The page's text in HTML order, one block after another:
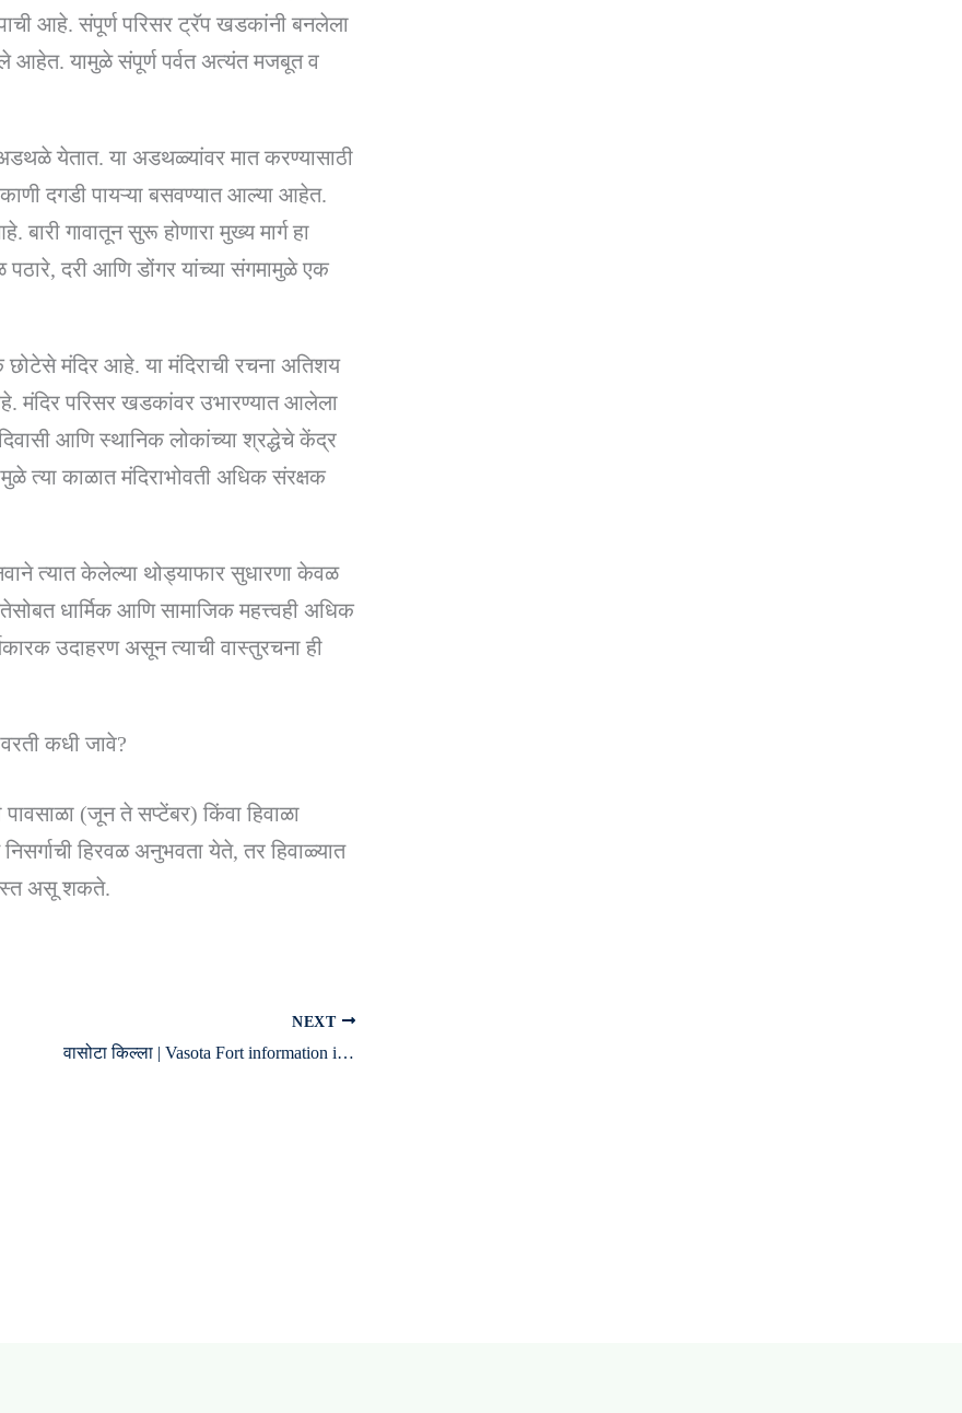
आहे. संपूर्ण परिसर ट्रॅप खडकांनी बनलेला
आहेत. यामुळे संपूर्ण पर्वत अत्यंत मजबूत व
येतात. या अडथळ्यांवर मात करण्यासाठी
दगडी पायऱ्या बसवण्यात आल्या आहेत.
गावातून सुरू होणारा मुख्य मार्ग हा
पठारे, दरी आणि डोंगर यांच्या संगमामुळे एक
मंदिर आहे. या मंदिराची रचना अतिशय
मंदिर परिसर खडकांवर उभारण्यात आलेला
आणि स्थानिक लोकांच्या श्रद्धेचे केंद्र
त्या काळात मंदिराभोवती अधिक संरक्षक
त्यात केलेल्या थोड्याफार सुधारणा केवळ
धार्मिक आणि सामाजिक महत्त्वही अधिक
उदाहरण असून त्याची वास्तुरचना ही
कधी जावे?
पावसाळा (जून ते सप्टेंबर) किंवा हिवाळा
हिरवळ अनुभवता येते, तर हिवाळ्यात
असू शकते.
NEXT
वासोटा किल्ला | Vasota Fort information in Marathi